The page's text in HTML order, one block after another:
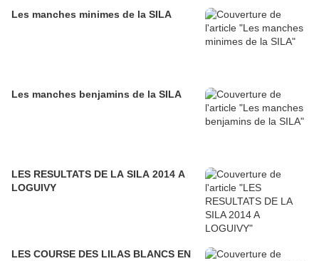
Les manches minimes de la SILA
Les manches benjamins de la SILA
LES RESULTATS DE LA SILA 2014 A
LOGUIVY
LES COURSE DES LILAS BLANCS EN